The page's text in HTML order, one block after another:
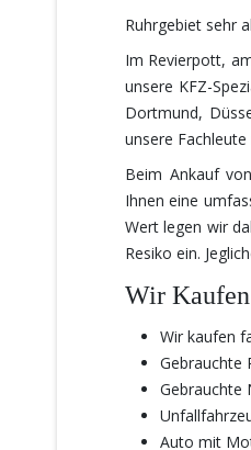
Ruhrgebiet sehr
Im Revierpott,
unsere KFZ-
Dortmund,
unsere
Beim Ankauf
Ihnen eine
Wert legen wir
Resiko ein.
Wir
Wir kaufen
Gebrauchte
Gebrauchte
Auto mit